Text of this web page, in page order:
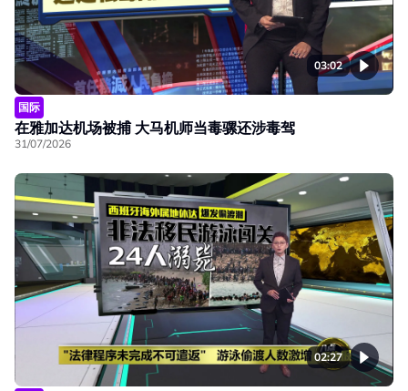
03:02
国际
在雅加达机场被捕 大马机师当毒骡还涉毒驾
31/07/2026
02:27